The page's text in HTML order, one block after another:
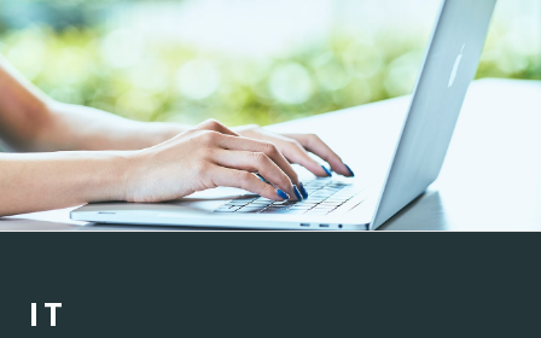
IT